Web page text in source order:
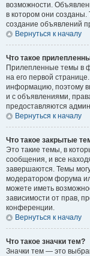
возможности.
в котором они
создание объявлений
Вернуться к началу
Что такое
Прилепленные темы в
на его первой
информацию, поэтому
и с объявлениями,
предоставляются
Вернуться к началу
Что такое закрытые
Это такие темы, в
сообщения, и все
завершаются. Темы
модератором форума
можете иметь
зависимости от прав,
конференции.
Вернуться к началу
Что такое значки тем?
Значки тем — это